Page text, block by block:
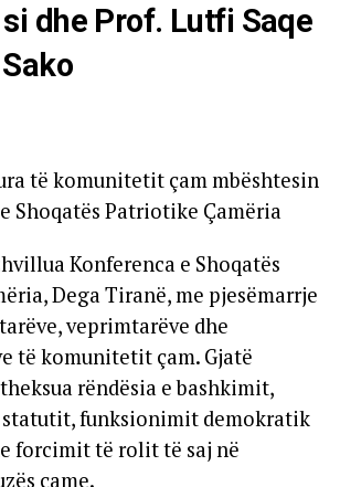
dhe Prof. Lutfi Saqe
të komunitetit çam mbështesin
Shoqatës Patriotike Çamëria
Konferenca e Shoqatës
Dega Tiranë, me pjesëmarrje
veprimtarëve dhe
të komunitetit çam. Gjatë
rëndësia e bashkimit,
funksionimit demokratik
forcimit të rolit të saj në
çame.